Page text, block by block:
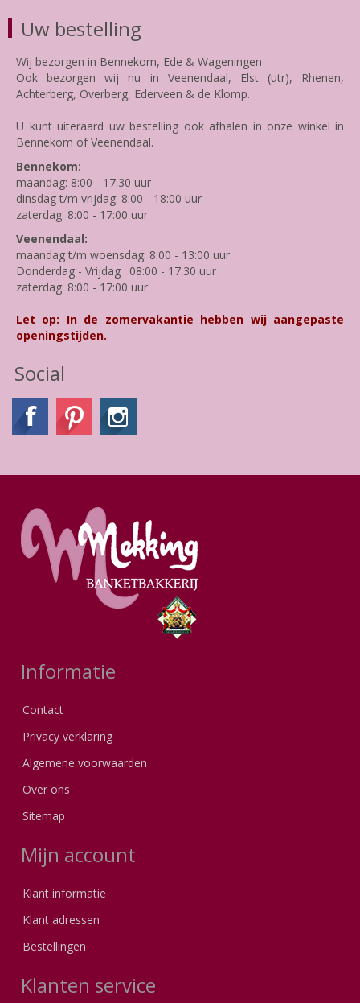
Uw bestelling
Wij bezorgen in Bennekom, Ede & Wageningen
Ook bezorgen wij nu in Veenendaal, Elst (utr), Rhenen,
Achterberg, Overberg, Ederveen & de Klomp.
U kunt uiteraard uw bestelling ook afhalen in onze winkel in
Bennekom of Veenendaal.
Bennekom:
maandag: 8:00 - 17:30 uur
dinsdag t/m vrijdag: 8:00 - 18:00 uur
zaterdag: 8:00 - 17:00 uur
Veenendaal:
maandag t/m woensdag: 8:00 - 13:00 uur
Donderdag - Vrijdag : 08:00 - 17:30 uur
zaterdag: 8:00 - 17:00 uur
Let op: In de zomervakantie hebben wij aangepaste
openingstijden.
Social
Informatie
Contact
Privacy verklaring
Algemene voorwaarden
Over ons
Sitemap
Mijn account
Klant informatie
Klant adressen
Bestellingen
Klanten service